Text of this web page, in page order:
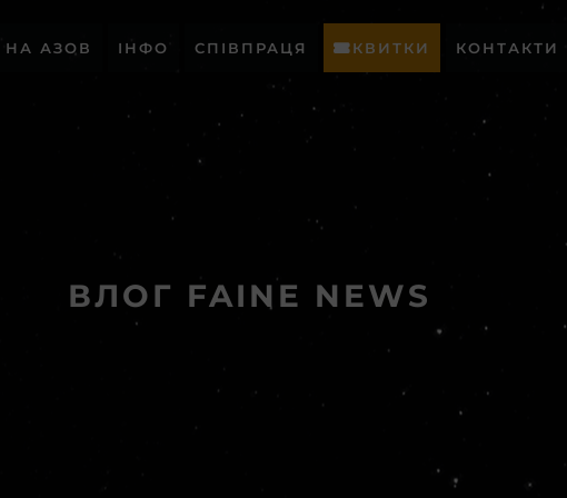
НА АЗОВ ІНФО СПІВПРАЦЯ КВИТКИ КОНТАКТИ
ВЛОГ FAINE NEWS